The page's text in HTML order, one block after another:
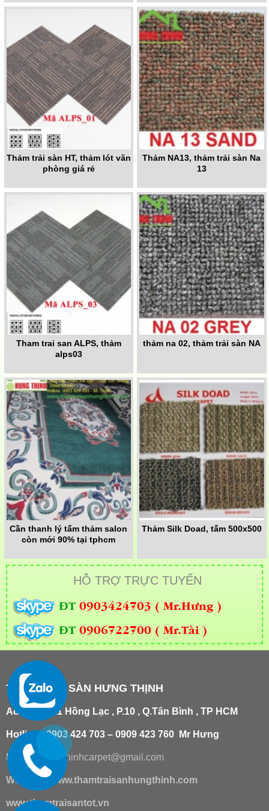
Thảm trải sàn HT, thảm lót văn
phòng giá rẻ
Thảm NA13, thảm trải sàn Na
13
Tham trai san ALPS, thảm
alps03
thảm na 02, thảm trải sàn NA
Cần thanh lý tấm thảm salon
còn mới 90% tại tphcm
Thảm Silk Doad, tấm 500x500
HỖ TRỢ TRỰC TUYẾN
ĐT 0903424703 ( Mr.Hưng )
ĐT 0906722700 ( Mr.Tài )
THẢM TRẢI SÀN HƯNG THỊNH
Add : 181/21 Hồng Lạc , P.10 , Q.Tân Bình , TP HCM
Hotline : 0903 424 703 – 0909 423 760 Mr Hưng
Email : hungthinhcarpet@gmail.com
Website: www.thamtraisanhungthinh.com
www.thamtraisantot.vn